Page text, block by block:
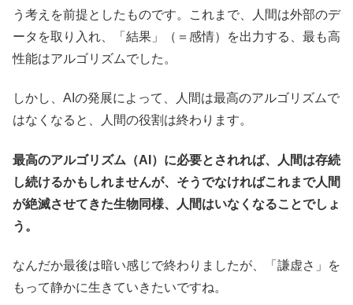
う考えを前提としたものです。これまで、人間は外部のデ
ータを取り入れ、「結果」（＝感情）を出力する、最も高
性能はアルゴリズムでした。
しかし、AIの発展によって、人間は最高のアルゴリズムで
はなくなると、人間の役割は終わります。
最高のアルゴリズム（AI）に必要とされれば、人間は存続
し続けるかもしれませんが、そうでなければこれまで人間
が絶滅させてきた生物同様、人間はいなくなることでしょ
う。
なんだか最後は暗い感じで終わりましたが、「謙虚さ」を
もって静かに生きていきたいですね。